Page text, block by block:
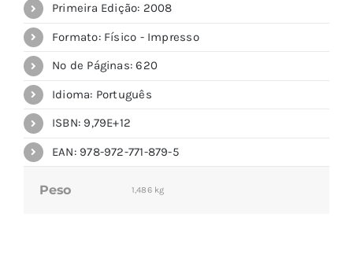
Primeira Edição: 2008
Formato: Físico - Impresso
Nº de Páginas: 620
Idioma: Português
ISBN: 9,79E+12
EAN: 978-972-771-879-5
Peso 1,486 kg